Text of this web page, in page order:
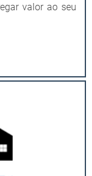
valor ao seu